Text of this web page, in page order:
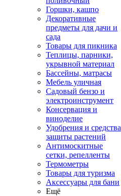
Горшки, кашпо
Декоративные
предметы для дачи и
сада
Товары для пикника
Теплицы, парники,
укрывной материал
Бассейны, матрасы
Мебель уличная
Садовый бензо и
электроинструмент
Консервация и
виноделие
Удобрения и средства
защиты растений
Антимоскитные
сетки, репелленты
Термометры
Товары для туризма
Аксессуары для бани
Ещё